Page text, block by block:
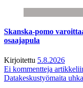
Skanska-pomo
osaajapula
Kirjoitettu 5.8.2026
Ei kommentteja
Datakeskustyömaita